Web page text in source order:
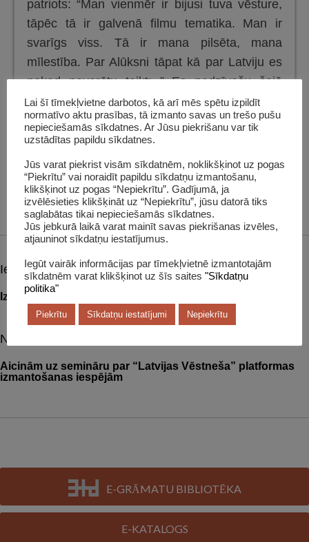
patriots: “Man vienmēr ir bijusi tuva vēsture,
tāpēc tā ir galvenā filmu tematika. Man ir
svarīgs viss. Tā ir mana pilsēta, mana
mīlestība. Par Alūksni tāpat kā par Latviju es
nekad nevarētu teikt: ” Es nedzīvošu šajā
mēslu bedrē.”
0 komentāri
Citi koplietojumi
Post
navigation
Iepriekšējais raksts:
Izvēlies audiogrāmatu, ja parasto nevari lasīt!
Nākošais raksts:
Aicinām uz semināru par “Latvijas Vēstneša” platformas
izmantošanas iespējām
E-GRĀMATU BIBLIOTĒKA
E-KATALOGS
Lai šī tīmekļvietne darbotos, kā arī mēs spētu izpildīt
normatīvo aktu prasības, tā izmanto savas un trešo pušu
nepieciešamās sīkdatnes. Ar Jūsu piekrišanu var tik
uzstādītas papildu sīkdatnes.
Jūs varat piekrist visām sīkdatnēm, noklikšķinot uz pogas
“Piekrītu” vai noraidīt papildu sīkdatņu izmantošanu,
klikšķinot uz pogas “Nepiekrītu”. Gadījumā, ja
izvēlēsieties klikšķināt uz “Nepiekrītu”, jūsu datorā tiks
saglabātas tikai nepieciešamās sīkdatnes.
Jūs jebkurā laikā varat mainīt savas piekrišanas izvēles,
atjauninot sīkdatņu iestatījumus.
Iegūt vairāk informācijas par tīmekļvietnē izmantotajām
sīkdatnēm varat klikšķinot uz šīs saites "Sīkdatņu
politika"
Piekrītu Sīkdatņu iestatījumi Nepiekrītu